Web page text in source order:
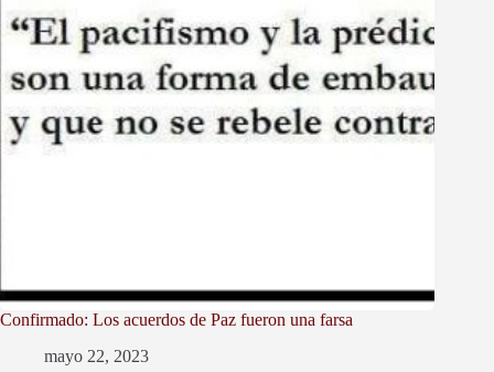
Confirmado: Los acuerdos de Paz fueron una farsa
mayo 22, 2023